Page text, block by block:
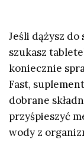
Jeśli dążysz do
szukasz
koniecznie
Fast,
dobrane
przyśpieszyć
wody z